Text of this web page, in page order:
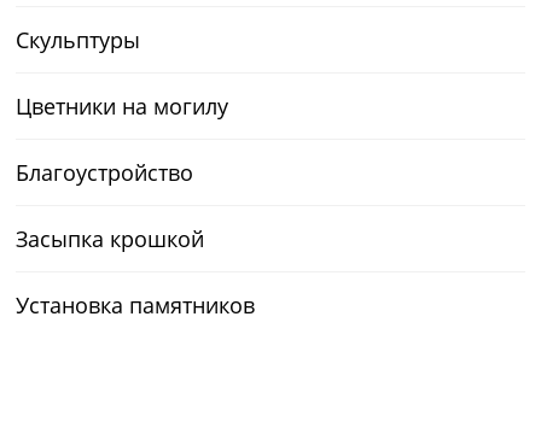
Скульптуры
Цветники на могилу
Благоустройство
Засыпка крошкой
Установка памятников